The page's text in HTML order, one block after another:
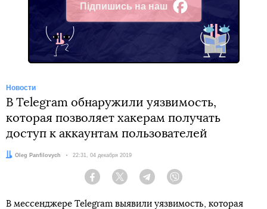
Підпишись на наш
Facebook
Новости
В Telegram обнаружили уязвимость,
которая позволяет хакерам получать
доступ к аккаунтам пользователей
Автор:
Oleg Panfilovych Дата:
22:31, 04 декабря 2019
Facebook Twitter Telegram
В мессенджере Telegram выявили уязвимость, которая